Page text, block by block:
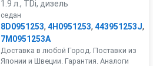
1.9 л., TDi, дизель
седан
8D0951253, 4H0951253, 443951253J,
7M0951253A
Доставка в любой Город. Поставки из
Японии и Швеции. Гарантия. Аналоги